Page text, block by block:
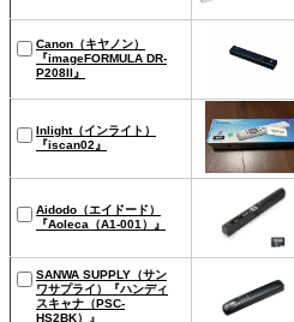
Canon（キヤノン）
『imageFORMULA DR-
P208II』
Inlight（インライト）
『iscan02』
Aidodo（エイドード）
『Aoleca（A1-001）』
SANWA SUPPLY（サン
ワサプライ）『ハンディ
スキャナ（PSC-
HS2BK）』